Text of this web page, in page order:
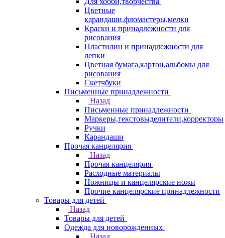
Цветные
карандаши,фломастеры,мелки
Краски и принадлежности для
рисования
Пластилин и принадлежности для
лепки
Цветная бумага,картон,альбомы для
рисования
Скетчбуки
Письменные принадлежности
Назад
Письменные принадлежности
Маркеры,текстовыделители,корректоры
Ручки
Карандаши
Прочая канцелярия
Назад
Прочая канцелярия
Расходные материалы
Ножницы и канцелярские ножи
Прочие канцелярские принадлежности
Товары для детей
Назад
Товары для детей
Одежда для новорожденных
Назад